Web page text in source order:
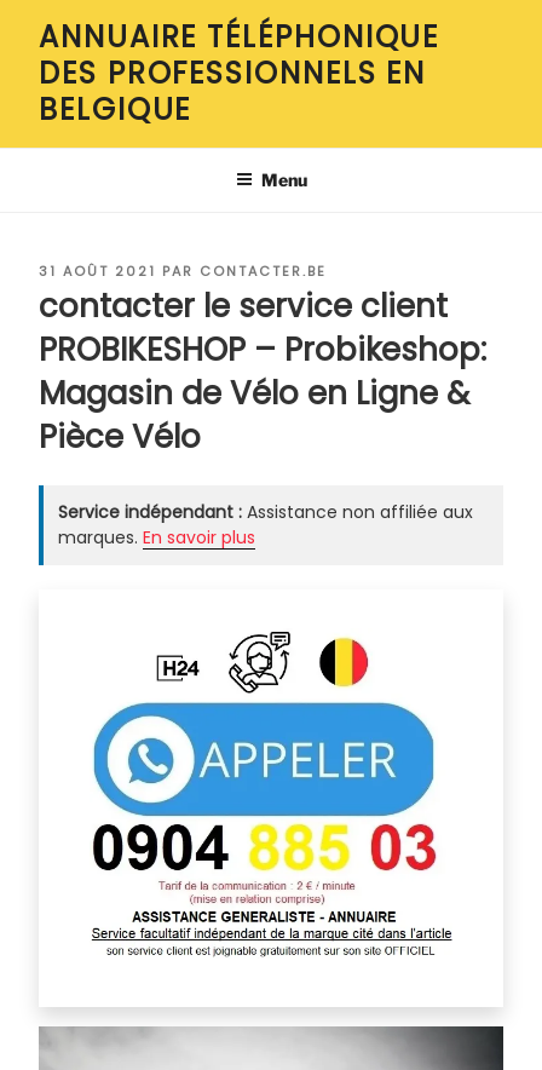
contenu
principal
ANNUAIRE TÉLÉPHONIQUE
DES PROFESSIONNELS EN
BELGIQUE
Menu
PUBLIÉ
31 AOÛT 2021 PAR CONTACTER.BE
contacter le service client
PROBIKESHOP – Probikeshop:
Magasin de Vélo en Ligne &
Pièce Vélo
Service indépendant : Assistance non affiliée aux
marques. En savoir plus